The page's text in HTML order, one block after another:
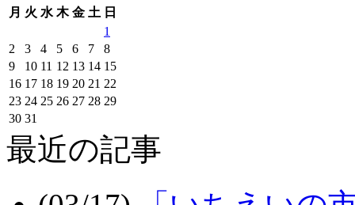
月 火 水 木 金 土 日
1
2
3 4 5 6 7
8
9
10 11 12 13 14 15
16 17 18 19 20 21 22
23 24 25 26 27 28 29
30 31
最近の記事